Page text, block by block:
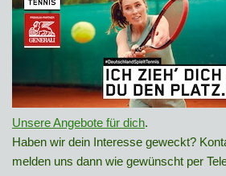
Unsere Angebote für dich.
Haben wir dein Interesse geweckt?
melden uns dann wie gewünscht per